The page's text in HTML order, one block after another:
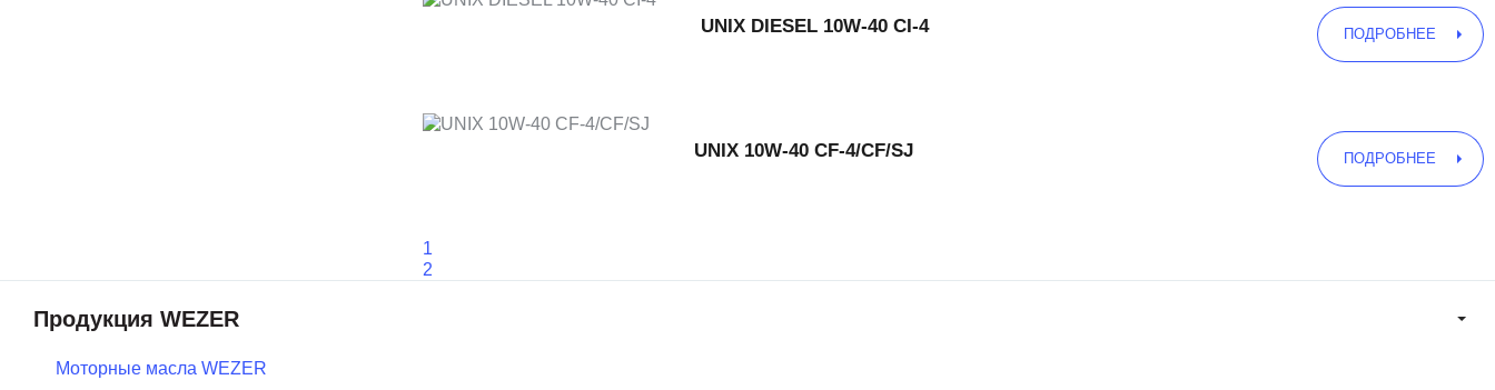
UNIX DIESEL 10W-40 CI-4 ПОДРОБНЕЕ
UNIX 10W-40 CF-4/CF/SJ ПОДРОБНЕЕ
1
2
Продукция WEZER
Моторные масла WEZER